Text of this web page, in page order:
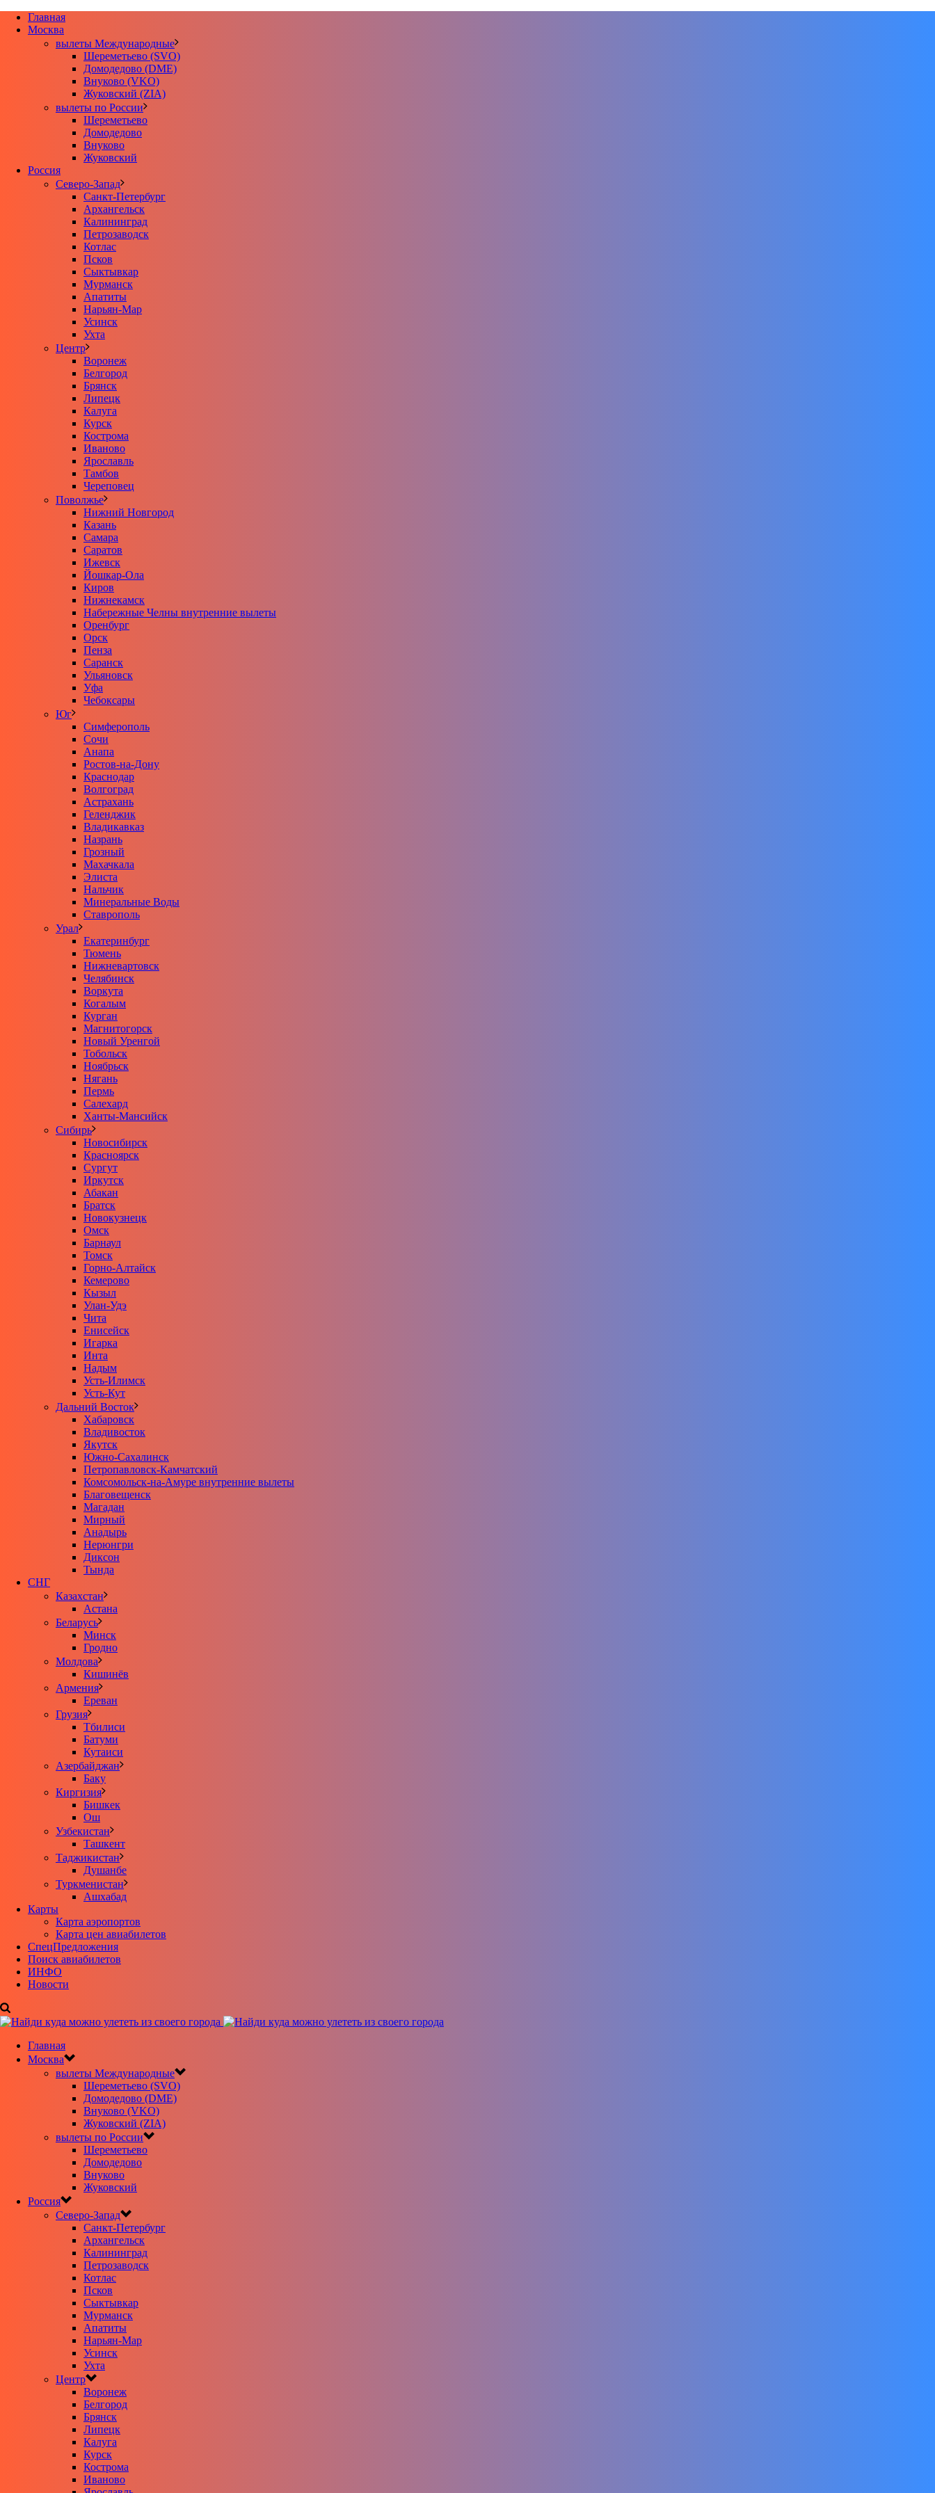
Главная
Москва
вылеты Международные
Шереметьево (SVO)
Домодедово (DME)
Внуково (VKO)
Жуковский (ZIA)
вылеты по России
Шереметьево
Домодедово
Внуково
Жуковский
Россия
Северо-Запад
Санкт-Петербург
Архангельск
Калининград
Петрозаводск
Котлас
Псков
Сыктывкар
Мурманск
Апатиты
Нарьян-Мар
Усинск
Ухта
Центр
Воронеж
Белгород
Брянск
Липецк
Калуга
Курск
Кострома
Иваново
Ярославль
Тамбов
Череповец
Поволжье
Нижний Новгород
Казань
Самара
Саратов
Ижевск
Йошкар-Ола
Киров
Нижнекамск
Набережные Челны внутренние вылеты
Оренбург
Орск
Пенза
Саранск
Ульяновск
Уфа
Чебоксары
Юг
Симферополь
Сочи
Анапа
Ростов-на-Дону
Краснодар
Волгоград
Астрахань
Геленджик
Владикавказ
Назрань
Грозный
Махачкала
Элиста
Нальчик
Минеральные Воды
Ставрополь
Урал
Екатеринбург
Тюмень
Нижневартовск
Челябинск
Воркута
Когалым
Курган
Магнитогорск
Новый Уренгой
Тобольск
Ноябрьск
Нягань
Пермь
Салехард
Ханты-Мансийск
Сибирь
Новосибирск
Красноярск
Сургут
Иркутск
Абакан
Братск
Новокузнецк
Омск
Барнаул
Томск
Горно-Алтайск
Кемерово
Кызыл
Улан-Удэ
Чита
Енисейск
Игарка
Инта
Надым
Усть-Илимск
Усть-Кут
Дальний Восток
Хабаровск
Владивосток
Якутск
Южно-Сахалинск
Петропавловск-Камчатский
Комсомольск-на-Амуре внутренние вылеты
Благовещенск
Магадан
Мирный
Анадырь
Нерюнгри
Диксон
Тында
СНГ
Казахстан
Астана
Беларусь
Минск
Гродно
Молдова
Кишинёв
Армения
Ереван
Грузия
Тбилиси
Батуми
Кутаиси
Азербайджан
Баку
Киргизия
Бишкек
Ош
Узбекистан
Ташкент
Таджикистан
Душанбе
Туркменистан
Ашхабад
Карты
Карта аэропортов
Карта цен авиабилетов
CпецПредложения
Поиск авиабилетов
ИНФО
Новости
Главная
Москва
вылеты Международные
Шереметьево (SVO)
Домодедово (DME)
Внуково (VKO)
Жуковский (ZIA)
вылеты по России
Шереметьево
Домодедово
Внуково
Жуковский
Россия
Северо-Запад
Санкт-Петербург
Архангельск
Калининград
Петрозаводск
Котлас
Псков
Сыктывкар
Мурманск
Апатиты
Нарьян-Мар
Усинск
Ухта
Центр
Воронеж
Белгород
Брянск
Липецк
Калуга
Курск
Кострома
Иваново